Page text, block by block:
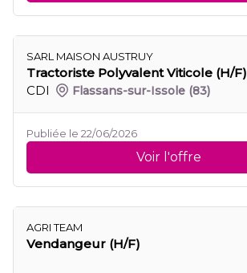
SARL MAISON AUSTRUY
Tractoriste Polyvalent Viticole (H/F)
CDI
Flassans-sur-Issole (83)
Publiée le 22/06/2026
Voir l'offre
AGRI TEAM
Vendangeur (H/F)